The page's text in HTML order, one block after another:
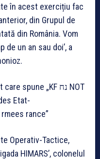
în acest exercițiu fac
din Grupul de
din România. Vom
un an sau doi’, a
Operativ-Tactice,
HIMARS’, colonelul